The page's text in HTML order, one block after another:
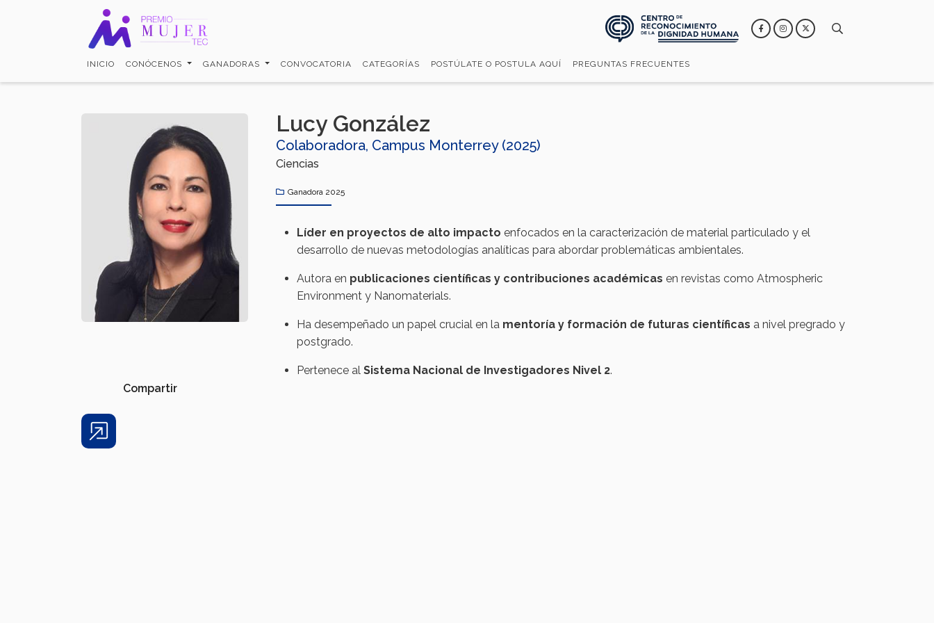
INICIO CONÓCENOS GANADORAS CONVOCATORIA CATEGORÍAS POSTÚLATE O POSTULA AQUÍ PREGUNTAS FRECUENTES
Lucy González​
Colaboradora, Campus Monterrey (2025)
Ciencias
Ganadora 2025
Líder en proyectos de alto impacto enfocados en la caracterización de material particulado y el
desarrollo de nuevas metodologías analíticas para abordar problemáticas ambientales. ​
Autora en publicaciones científicas y contribuciones académicas en revistas como Atmospheric
Environment y Nanomaterials.​
Ha desempeñado un papel crucial en la mentoría y formación de futuras científicas a nivel pregrado y
postgrado.​
Pertenece al Sistema Nacional de Investigadores Nivel 2​.
Share
Compartir